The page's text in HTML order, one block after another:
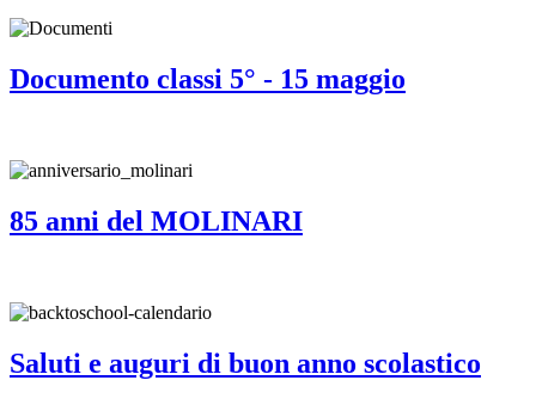
Documento classi 5° - 15 maggio
85 anni del MOLINARI
Saluti e auguri di buon anno scolastico